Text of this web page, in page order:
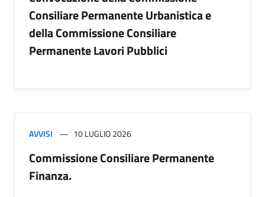
Consiliare Permanente Urbanistica e
della Commissione Consiliare
Permanente Lavori Pubblici
AVVISI 10 LUGLIO 2026
Commissione Consiliare Permanente
Finanza.